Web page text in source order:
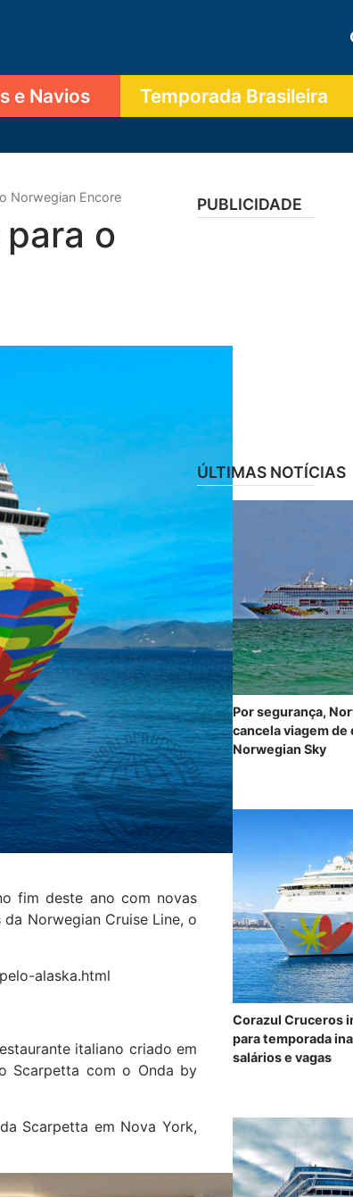
e Navios Temporada Brasileira
Norwegian Encore
o
fim deste ano com novas
Norwegian Cruise Line, o
alaska.html
italiano criado em
Scarpetta com o Onda by
Scarpetta em Nova York,
PUBLICIDADE
ÚLTIMAS NOTÍCIAS
Por segurança,
cancela viagem de
Norwegian Sky
Corazul Cruceros
para temporada
salários e vagas